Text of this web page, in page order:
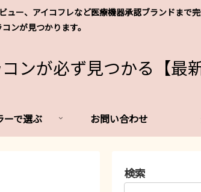
ー、アイコフレなど医療機器承認ブランドまで
ンが見つかります。
ンが必ず見つかる【最新
ーで選ぶ お問い合わせ
検索